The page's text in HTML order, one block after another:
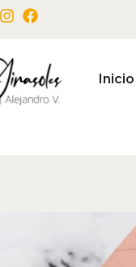
Inicio